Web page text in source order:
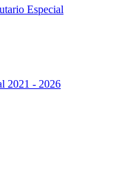
Especial
2021 - 2026